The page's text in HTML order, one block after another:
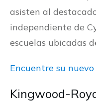
asisten al
independiente de
escuelas ubicadas
Encuentre su
Kingwood-